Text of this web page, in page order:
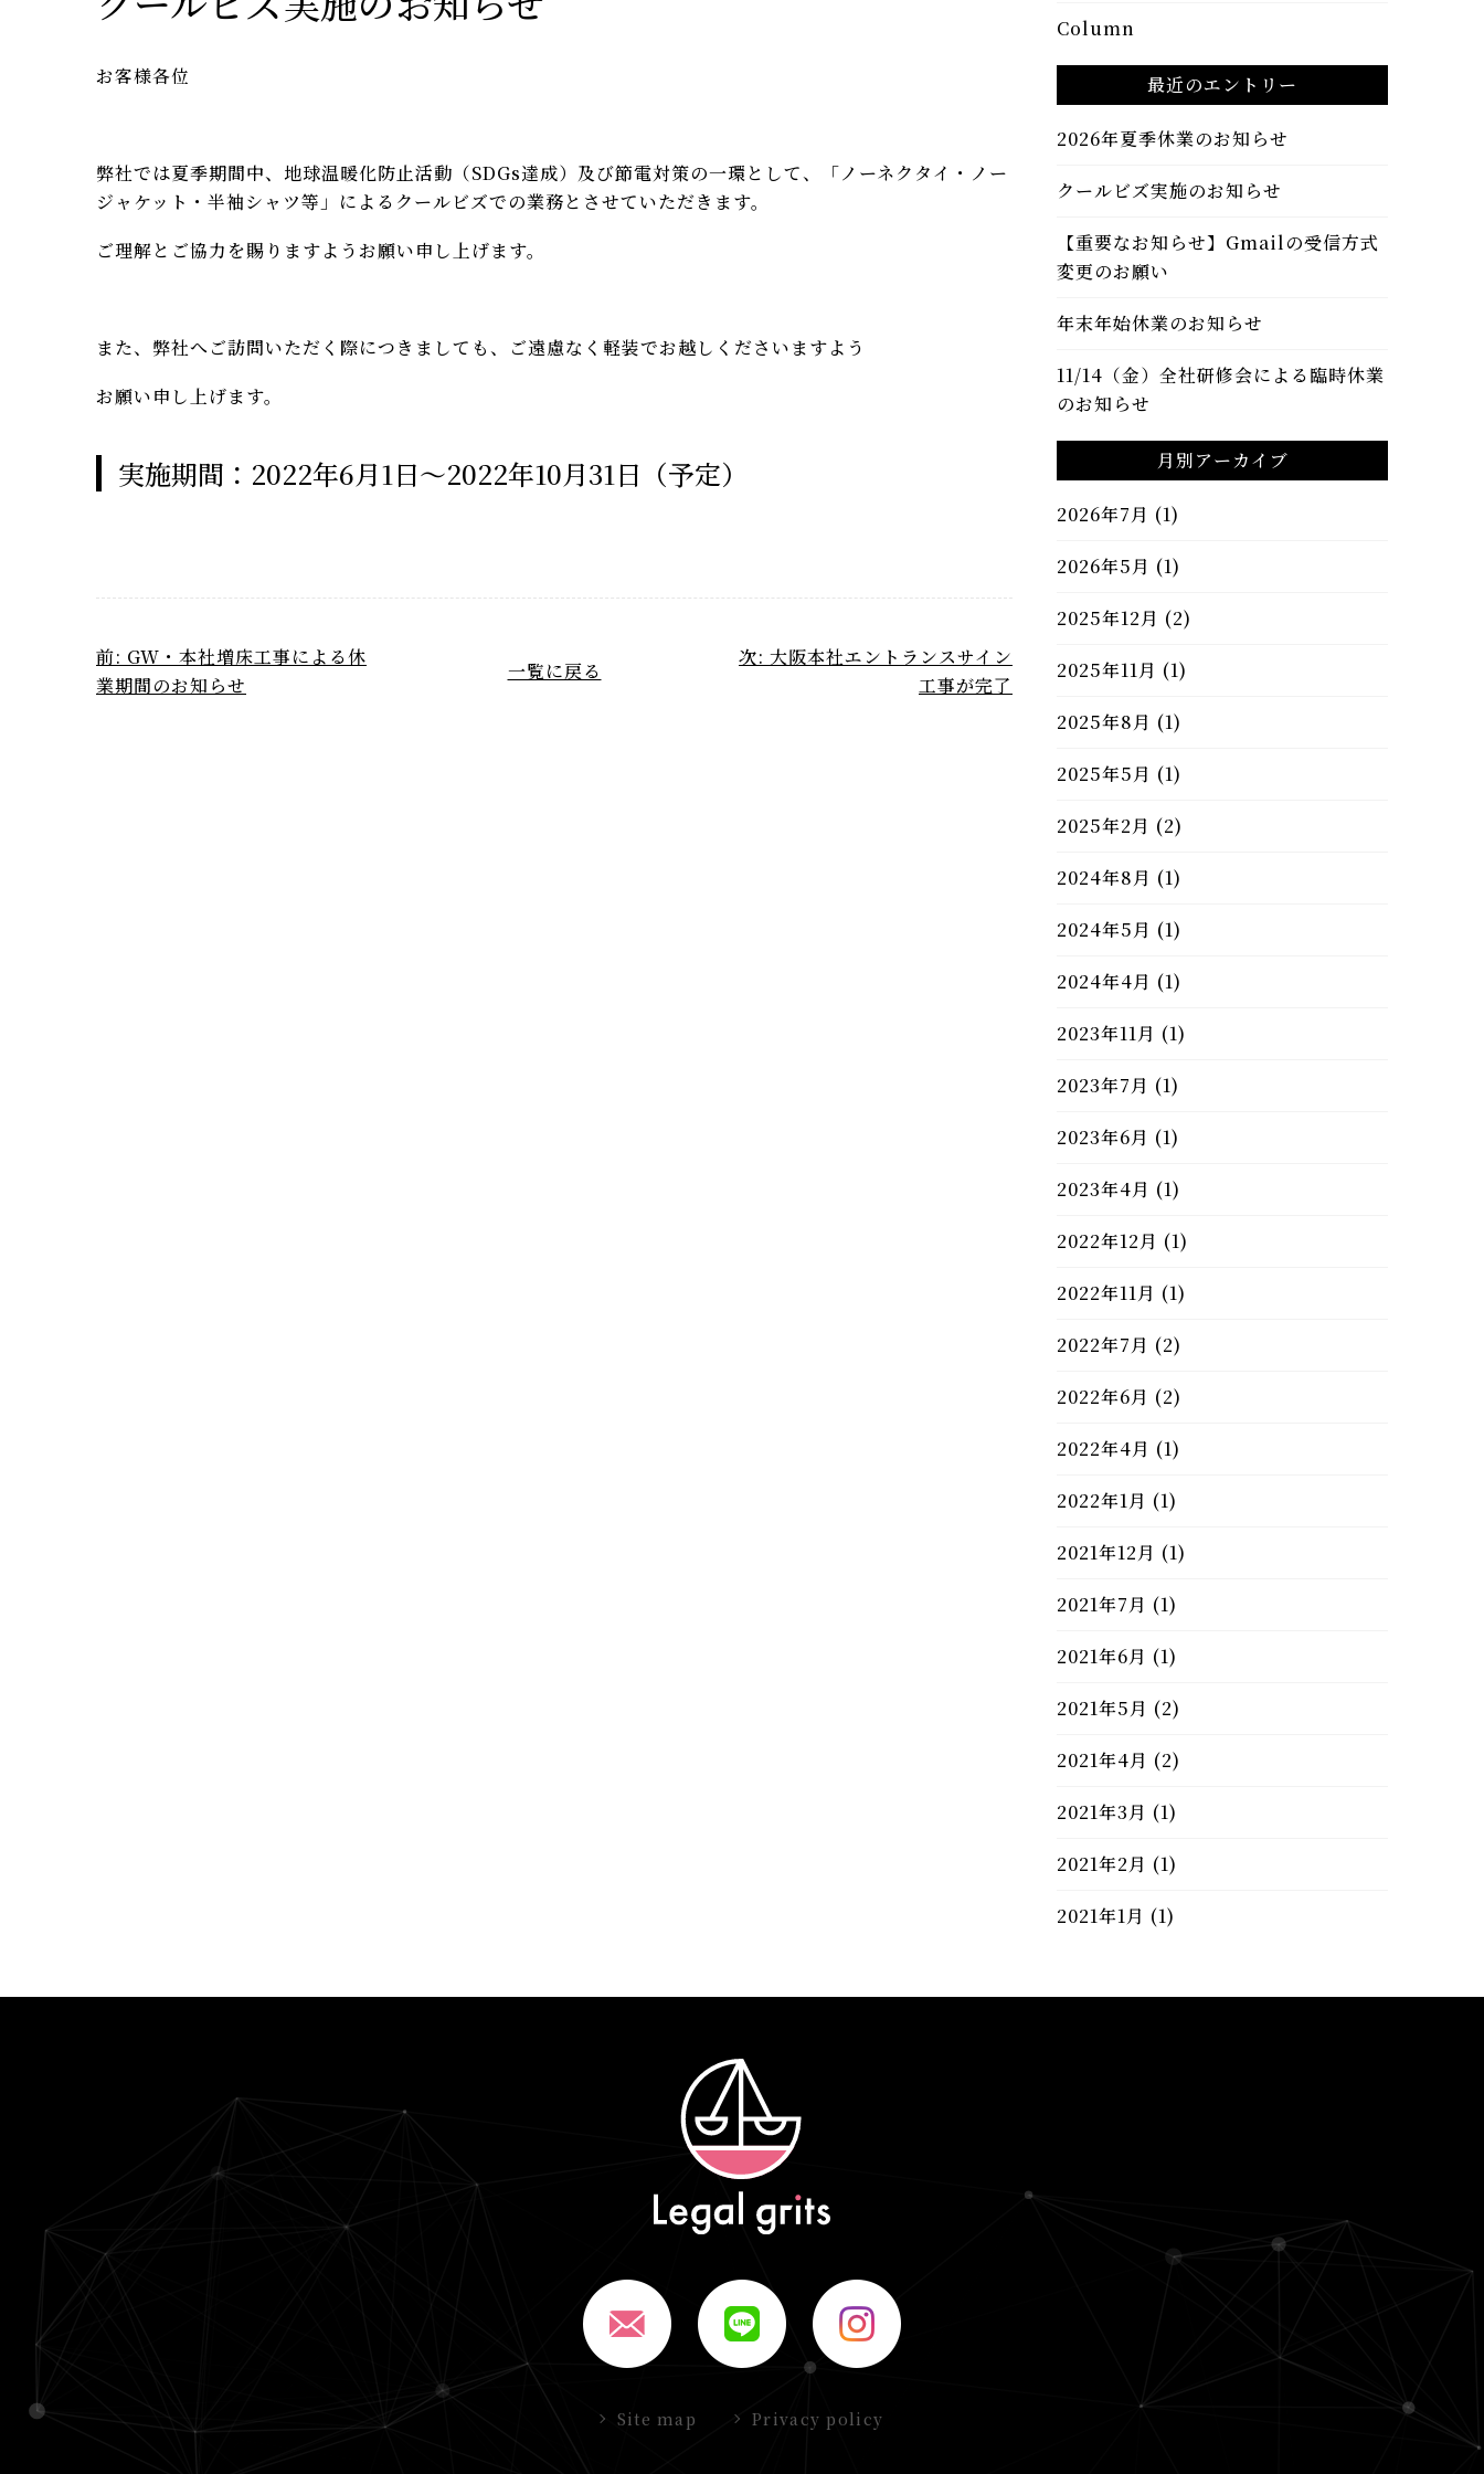
お客様各位
弊社では夏季期間中、地球温暖化防止活動（SDGs達成）及び節電対策の一環として、「ノーネクタイ・ノー
ジャケット・半袖シャツ等」によるクールビズでの業務とさせていただきます。
ご理解とご協力を賜りますようお願い申し上げます。
また、弊社へご訪問いただく際につきましても、ご遠慮なく軽装でお越しくださいますよう
お願い申し上げます。
実施期間：2022年6月1日〜2022年10月31日（予定）
前: GW・本社増床工事による休
業期間のお知らせ
一覧に戻る
次: 大阪本社エントランスサイン
工事が完了
Column
最近のエントリー
2026年夏季休業のお知らせ
クールビズ実施のお知らせ
【重要なお知らせ】Gmailの受信方式
変更のお願い
年末年始休業のお知らせ
11/14（金）全社研修会による臨時休業
のお知らせ
月別アーカイブ
2026年7月 (1)
2026年5月 (1)
2025年12月 (2)
2025年11月 (1)
2025年8月 (1)
2025年5月 (1)
2025年2月 (2)
2024年8月 (1)
2024年5月 (1)
2024年4月 (1)
2023年11月 (1)
2023年7月 (1)
2023年6月 (1)
2023年4月 (1)
2022年12月 (1)
2022年11月 (1)
2022年7月 (2)
2022年6月 (2)
2022年4月 (1)
2022年1月 (1)
2021年12月 (1)
2021年7月 (1)
2021年6月 (1)
2021年5月 (2)
2021年4月 (2)
2021年3月 (1)
2021年2月 (1)
2021年1月 (1)
Site map Privacy policy